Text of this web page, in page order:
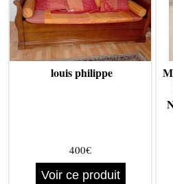
louis philippe
400€
Voir ce produit